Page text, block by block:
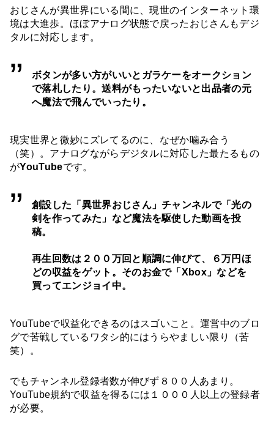
おじさんが異世界にいる間に、現世のインターネット環
境は大進歩。ほぼアナログ状態で戻ったおじさんもデジ
タルに対応します。
ボタンが多い方がいいとガラケーをオークション
で落札したり。送料がもったいないと出品者の元
へ魔法で飛んでいったり。
現実世界と微妙にズレてるのに、なぜか噛み合う
（笑）。アナログながらデジタルに対応した最たるもの
がYouTubeです。
創設した「異世界おじさん」チャンネルで「光の
剣を作ってみた」など魔法を駆使した動画を投
稿。
再生回数は２００万回と順調に伸びて、６万円ほ
どの収益をゲット。そのお金で「Xbox」などを
買ってエンジョイ中。
YouTubeで収益化できるのはスゴいこと。運営中のブロ
グで苦戦しているワタシ的にはうらやましい限り（苦
笑）。
でもチャンネル登録者数が伸びず８００人あまり。
YouTube規約で収益を得るには１０００人以上の登録者
が必要。